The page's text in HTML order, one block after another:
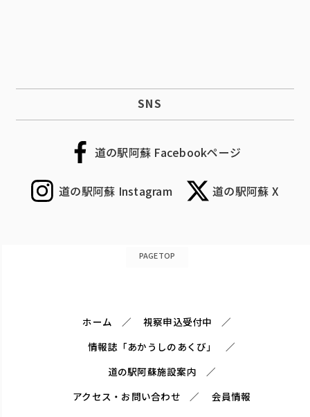
SNS
道の駅阿蘇 Facebookページ
道の駅阿蘇 Instagram 道の駅阿蘇 X
PAGETOP
ホーム
視察申込受付中
情報誌「あかうしのあくび」
道の駅阿蘇施設案内
アクセス・お問い合わせ
会員情報